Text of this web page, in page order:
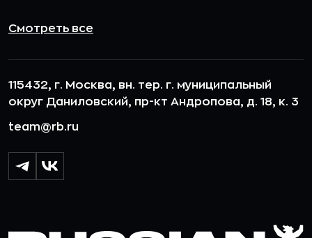
Смотреть все
115432, г. Москва, вн. тер. г. муниципальный
округ Даниловский, пр-кт Андропова, д. 18, к. 3
team@rb.ru